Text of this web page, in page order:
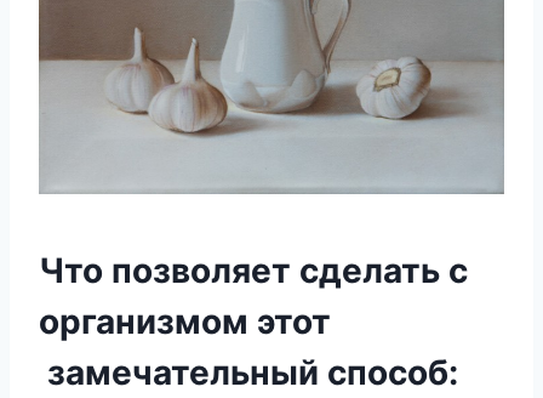
Что позволяет сделать с
организмом этот
замечательный способ: